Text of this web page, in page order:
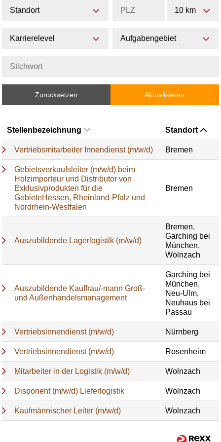
Standort 10 km
Karrierelevel Aufgabengebiet
Zurücksetzen Aktualisieren
Stellenbezeichnung Standort
Vertriebsmitarbeiter Innendienst (m/w/d) Bremen
Gebietsverkaufsleiter (m/w/d) beim
Holzimporteur und Distributor von
Exklusivprodukten für die
GebieteHessen, Rheinland-Pfalz und
Nordrhein-Westfalen
Bremen
Auszubildende Lagerlogistik (m/w/d)
Bremen,
Garching bei
München,
Wolnzach
Auszubildende Kauffrau/-mann Groß-
und Außenhandelsmanagement
Garching bei
München,
Neu-Ulm,
Neuhaus bei
Passau
Vertriebsinnendienst (m/w/d) Nürnberg
Vertriebsinnendienst (m/w/d) Rosenheim
Mitarbeiter in der Logistik (m/w/d) Wolnzach
Disponent (m/w/d) Lieferlogistik Wolnzach
Kaufmännischer Leiter (m/w/d) Wolnzach